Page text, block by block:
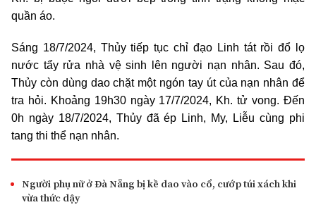
quần áo.
Sáng 18/7/2024, Thủy tiếp tục chỉ đạo Linh tát rồi đổ lọ
nước tẩy rửa nhà vệ sinh lên người nạn nhân. Sau đó,
Thủy còn dùng dao chặt một ngón tay út của nạn nhân để
tra hỏi. Khoảng 19h30 ngày 17/7/2024, Kh. tử vong. Đến
0h ngày 18/7/2024, Thủy đã ép Linh, My, Liễu cùng phi
tang thi thể nạn nhân.
Người phụ nữ ở Đà Nẵng bị kề dao vào cổ, cướp túi xách khi
vừa thức dậy